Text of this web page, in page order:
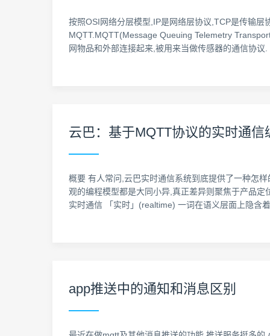
按照OSI网络分层模型,IP是网络层协议,TCP是传输
MQTT.MQTT(Message Queuing Telemetry
网物品和外部连接起来,被用来当做传感器的通信协
云巴：基于MQTT协议的实时通信
概要 有人常问,云巴实时通信系统到底提供了一种怎
观的编程模型都是大同小异,真正差异则聚焦于产品
实时通信 「实时」(realtime) 一词在语义层面上隐含
app推送中的通知和消息区别